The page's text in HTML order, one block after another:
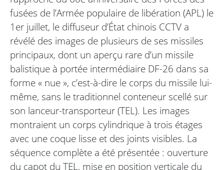
fusées de l’Armée populaire de libération (APL) le
1er juillet, le diffuseur d’État chinois CCTV a
révélé des images de plusieurs de ses missiles
principaux, dont un aperçu rare d’un missile
balistique à portée intermédiaire DF-26 dans sa
forme « nue », c’est-à-dire le corps du missile lui-
même, sans le traditionnel conteneur scellé sur
son lanceur-transporteur (TEL). Les images
montraient un corps cylindrique à trois étages
avec une coque lisse et des joints visibles. La
séquence complète a été présentée : ouverture
du capot du TEL, mise en position verticale du